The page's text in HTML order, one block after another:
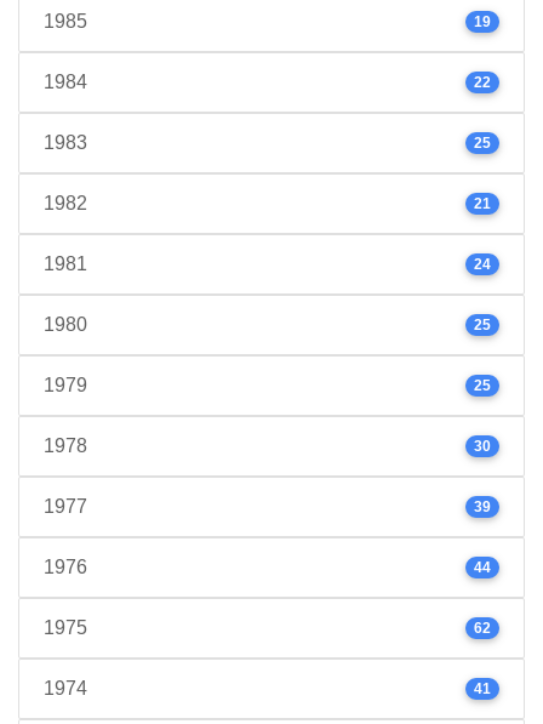
1985 19
1984 22
1983 25
1982 21
1981 24
1980 25
1979 25
1978 30
1977 39
1976 44
1975 62
1974 41